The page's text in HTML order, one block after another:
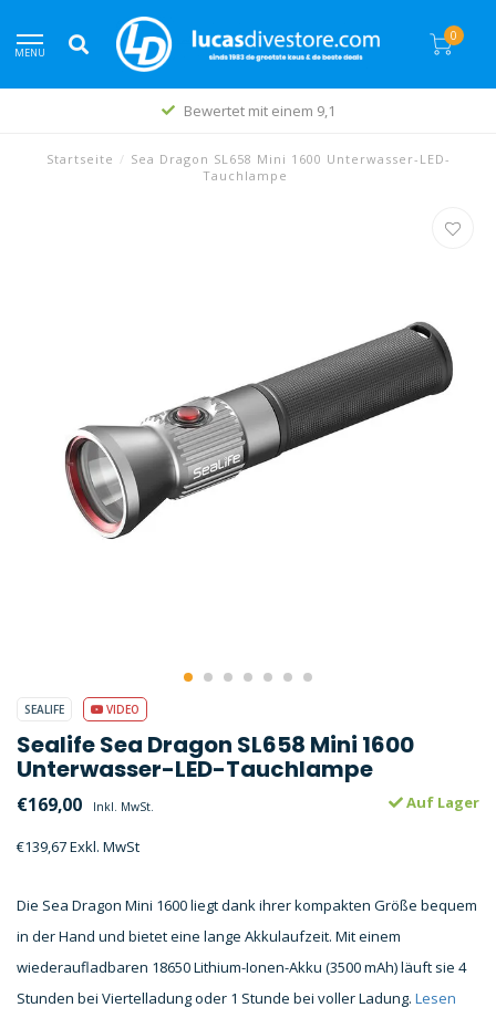
MENU
0
Bewertet mit einem 9,1
Startseite / Sea Dragon SL658 Mini 1600 Unterwasser-LED-
Tauchlampe
SEALIFE VIDEO
Sealife Sea Dragon SL658 Mini 1600
Unterwasser-LED-Tauchlampe
€169,00 Inkl. MwSt.
€139,67 Exkl. MwSt
Auf Lager
Die Sea Dragon Mini 1600 liegt dank ihrer kompakten Größe bequem
in der Hand und bietet eine lange Akkulaufzeit. Mit einem
wiederaufladbaren 18650 Lithium-Ionen-Akku (3500 mAh) läuft sie 4
Stunden bei Viertelladung oder 1 Stunde bei voller Ladung. Lesen